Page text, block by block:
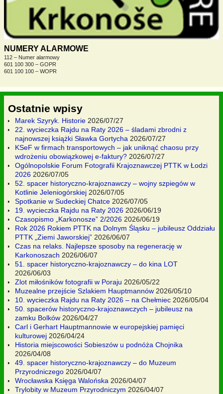
NUMERY ALARMOWE
112 – Numer alarmowy
601 100 300 – GOPR
601 100 100 – WOPR
Ostatnie wpisy
Marek Szyryk. Historie 2026/07/27
22. wycieczka Rajdu na Raty 2026 – śladami zbrodni z
najnowszej książki Sławka Gortycha 2026/07/27
KSeF w firmach transportowych – jak uniknąć chaosu przy
wdrożeniu obowiązkowej e-faktury? 2026/07/27
Ogólnopolskie Forum Fotografii Krajoznawczej PTTK w Łodzi
2026 2026/07/05
52. spacer historyczno-krajoznawczy – wojny szpiegów w
Kotlinie Jeleniogórskiej 2026/07/05
Spotkanie w Sudeckiej Chatce 2026/07/05
19. wycieczka Rajdu na Raty 2026 2026/06/19
Czasopismo „Karkonosze” 2/2026 2026/06/19
Rok 2026 Rokiem PTTK na Dolnym Śląsku – jubileusz Oddziału
PTTK „Ziemi Jaworskiej” 2026/06/07
Czas na relaks. Najlepsze sposoby na regenerację w
Karkonoszach 2026/06/07
51. spacer historyczno-krajoznawczy – do kina LOT
2026/06/03
Zlot miłośników fotografii w Poraju 2026/05/22
Muzealne przejście Szlakiem Hauptmannów 2026/05/10
10. wycieczka Rajdu na Raty 2026 – na Chełmiec 2026/05/04
50. spacerów historyczno-krajoznawczych – jubileusz na
zamku Bolków 2026/04/27
Carl i Gerhart Hauptmannowie w europejskiej pamięci
kulturowej 2026/04/24
Historia miejscowości Sobieszów u podnóża Chojnika
2026/04/08
49. spacer historyczno-krajoznawczy – do Muzeum
Przyrodniczego 2026/04/07
Wrocławska Księga Walońska 2026/04/07
Trylobity w Muzeum Przyrodniczym 2026/04/07